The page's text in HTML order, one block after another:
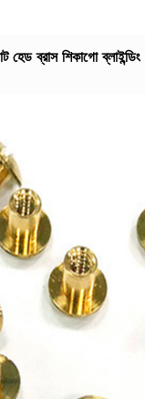
হেড ব্রাস শিকাগো